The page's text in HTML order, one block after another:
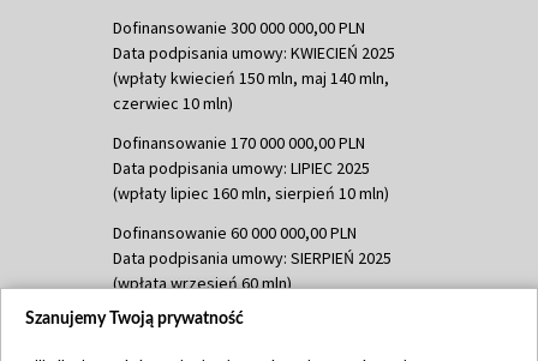
Dofinansowanie 300 000 000,00 PLN
Data podpisania umowy: KWIECIEŃ 2025
(wpłaty kwiecień 150 mln, maj 140 mln,
czerwiec 10 mln)
Dofinansowanie 170 000 000,00 PLN
Data podpisania umowy: LIPIEC 2025
(wpłaty lipiec 160 mln, sierpień 10 mln)
Dofinansowanie 60 000 000,00 PLN
Data podpisania umowy: SIERPIEŃ 2025
(wpłata wrzesień 60 mln)
Dofinansowanie 635 783 051,21 PLN
Szanujemy Twoją prywatność